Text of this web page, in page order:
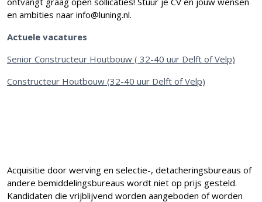
en ambities naar info@luning.nl.
Actuele vacatures
Senior Constructeur Houtbouw ( 32-40 uur Delft of Velp)
Constructeur Houtbouw (32-40 uur Delft of Velp)
Acquisitie door werving en selectie-, detacheringsbureaus of
andere bemiddelingsbureaus wordt niet op prijs gesteld.
Kandidaten die vrijblijvend worden aangeboden of worden